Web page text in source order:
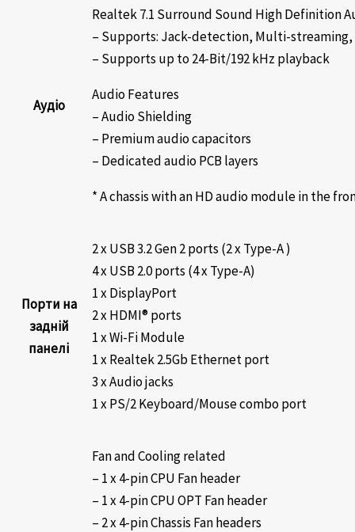
Аудіо
Realtek 7.1 Surround Sound High Definition
– Supports: Jack-detection, Multi-
– Supports up to 24-Bit/192 kHz playback
Audio Features
– Audio Shielding
– Premium audio capacitors
– Dedicated audio PCB layers
* A chassis with an HD audio module in the
Порти на
задній
панелі
2 x USB 3.2 Gen 2 ports (2 x Type-A )
4 x USB 2.0 ports (4 x Type-A)
1 x DisplayPort
2 x HDMI® ports
1 x Wi-Fi Module
1 x Realtek 2.5Gb Ethernet port
3 x Audio jacks
1 x PS/2 Keyboard/Mouse combo port
Fan and Cooling related
– 1 x 4-pin CPU Fan header
– 1 x 4-pin CPU OPT Fan header
– 2 x 4-pin Chassis Fan headers